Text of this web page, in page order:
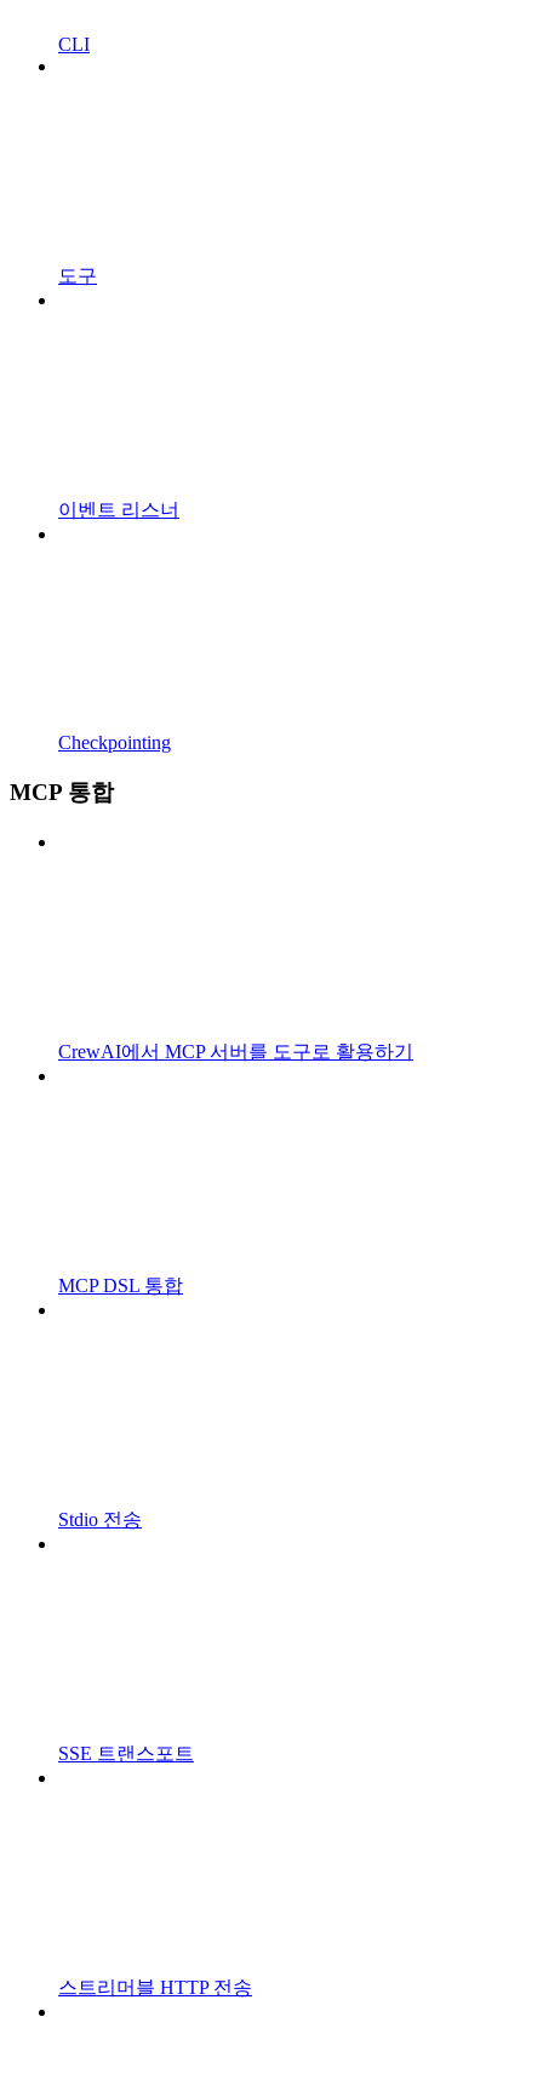
CLI
도구
이벤트 리스너
Checkpointing
MCP 통합
CrewAI에서 MCP 서버를 도구로 활용하기
MCP DSL 통합
Stdio 전송
SSE 트랜스포트
스트리머블 HTTP 전송